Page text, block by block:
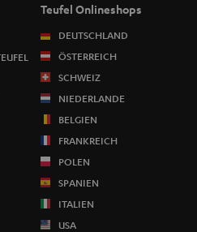
Teufel Onlineshops
DEUTSCHLAND
ÖSTERREICH
SCHWEIZ
NIEDERLANDE
BELGIEN
FRANKREICH
POLEN
SPANIEN
ITALIEN
USA